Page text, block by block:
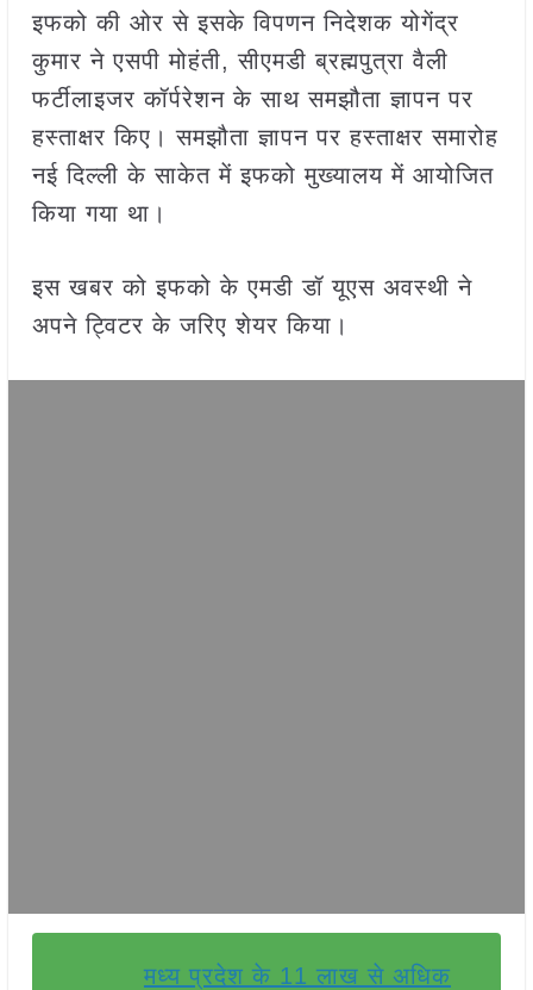
इफको की ओर से इसके विपणन निदेशक योगेंद्र
कुमार ने एसपी मोहंती, सीएमडी ब्रह्मपुत्रा वैली
फर्टीलाइजर कॉर्परेशन के साथ समझौता ज्ञापन पर
हस्ताक्षर किए। समझौता ज्ञापन पर हस्ताक्षर समारोह
नई दिल्ली के साकेत में इफको मुख्यालय में आयोजित
किया गया था।
इस खबर को इफको के एमडी डॉ यूएस अवस्थी ने
अपने ट्विटर के जरिए शेयर किया।
मध्य प्रदेश के 11 लाख से अधिक